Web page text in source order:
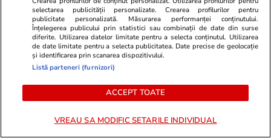
să comande mașini electrice, în Germania
Sănătate și Fitness
Produsul banal care devine otrăvitor peste
noapte: poate conține E. coli și salmonella
Știri România
selectarea publicității personalizate. Crearea profilurilor pentru
publicitate personalizată. Măsurarea performanței conținutului.
Înțelegerea publicului prin statistici sau combinații de date din surse
diferite. Utilizarea datelor limitate pentru a selecta conținutul. Utilizarea
de date limitate pentru a selecta publicitatea. Date precise de geolocație
și identificarea prin scanarea dispozitivului.
Listă parteneri (furnizori)
ACCEPT TOATE
VREAU SA MODIFIC SETARILE INDIVIDUAL